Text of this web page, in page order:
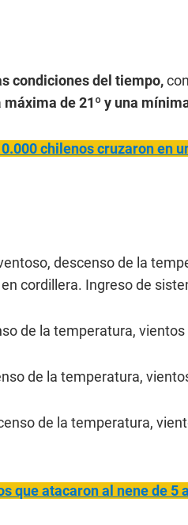
condiciones del tiempo,
máxima de 21º y una
chilenos cruzaron en
descenso de la
cordillera. Ingreso de
de la temperatura,
de la temperatura,
de la temperatura,
que atacaron al nene de 5